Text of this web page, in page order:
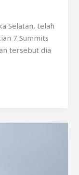
Selatan, telah
7 Summits
tersebut dia